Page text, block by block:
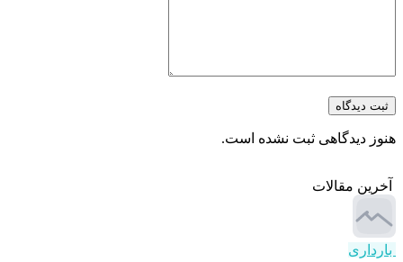
دیدگاه
دیدگاهی ثبت نشده است.
مقالات